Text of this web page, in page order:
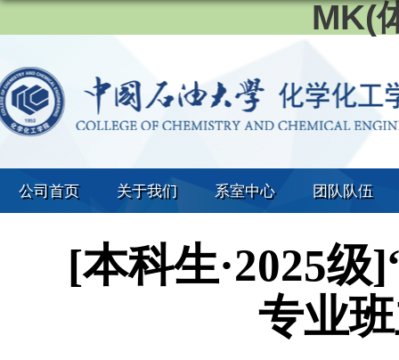
MK(
公司首页 关于我们 系室中心 团队队伍
[本科生·2025级
专业